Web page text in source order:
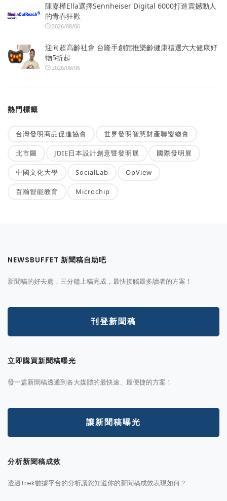
陳嘉樺Ella選擇Sennheiser Digital 6000打造震撼動人
的青春狂歡
2026/08/06
迎向超高齡社會 台隆手創館推樂齡健康禮選六大健康好
物5折起
2026/08/06
熱門標籤
台灣發明商品促進協會 世界發明智慧財產聯盟總會
北市圖 JDIE日本設計創意暨發明展 國際發明展
中國文化大學 SocialLab OpView
百瀚智能教育 Microchip
NEWSBUFFET 新聞稿自助吧
新聞稿的好去處，三分鐘上稿完成，最快接觸最多讀者的方案！
刊登新聞稿
立即購買新聞稿曝光
發一篇新聞稿透通到各大媒體的最快速、最便捷的方案！
讓新聞稿曝光
分析新聞稿成效
透過Trek數據平台的分析讓您知道你的新聞稿成效表現如何？